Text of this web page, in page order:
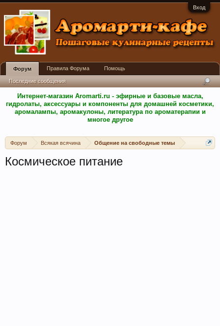
Вход
Интернет-магазин Aromarti.ru - эфирные и базовые масла,
гидролаты, аксессуары и компоненты для домашней косметики,
аромалампы, аромакулоны, литература по ароматерапии и
многое другое
Форум Всякая всячина Общение на свободные темы
Космическое питание
Форум
Последние сообщения
Правила Форума Помощь